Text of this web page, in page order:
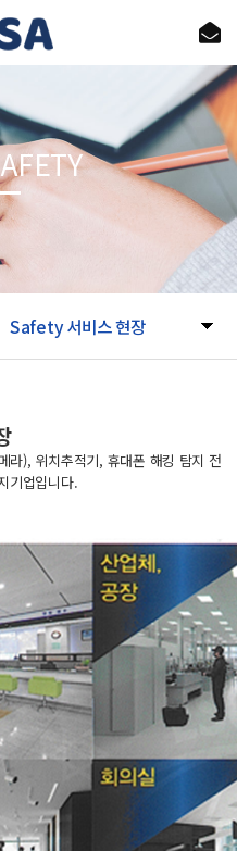
Safety 서비스 현장
), 위치추적기, 휴대폰 해킹 탐지 전
기업입니다.